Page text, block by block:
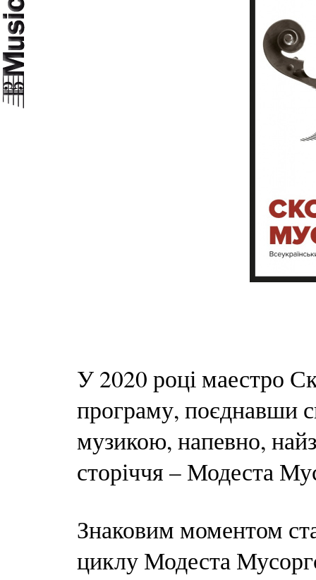
У 2020 році маестро
програму, поєднавши
музикою, напевно,
сторіччя – Модеста
Знаковим моментом
циклу Модеста